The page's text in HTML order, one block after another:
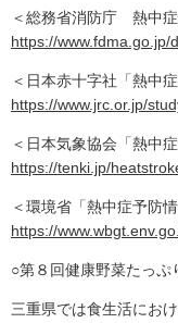
＜総務省消防庁 熱中症
https://
＜日本赤十字社「熱中
https://www.jrc.or.jp/
＜日本気象協会「熱中
https://tenki.jp/
＜環境省「熱中症予防
https://
○第８回健康野菜たっぷ
三重県では食生活にお